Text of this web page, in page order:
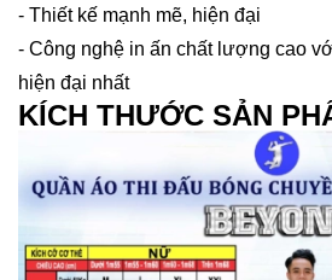
- Thiết kế mạnh mẽ, hiện đại
- Công nghệ in ấn chất lượng cao
hiện đại nhất
KÍCH THƯỚC SẢN